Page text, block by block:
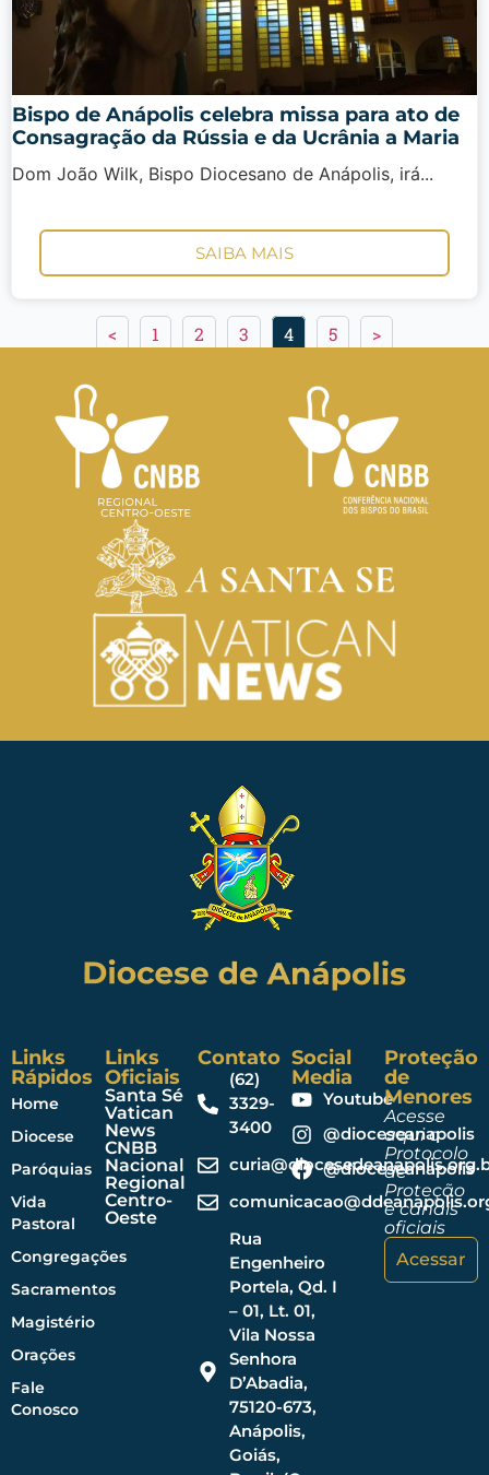
Bispo de Anápolis celebra missa para ato de
Consagração da Rússia e da Ucrânia a Maria
Dom João Wilk, Bispo Diocesano de Anápolis, irá...
SAIBA MAIS
< 1 2 3 4 5 >
Links
Rápidos
Home
Diocese
Paróquias
Vida
Pastoral
Congregações
Sacramentos
Magistério
Orações
Fale
Conosco
Links
Oficiais
Santa Sé
Vatican
News
CNBB
Nacional
Regional
Centro-
Oeste
Contato
(62)
3329-
3400
Rua
Engenheiro
Portela, Qd. I
– 01, Lt. 01,
Vila Nossa
Senhora
D’Abadia,
75120-673,
Anápolis,
Goiás,
Social
Media
Youtube
@dioceseanapolis
@dioceseanapolis
Proteção
de
Menores
Acesse
aqui o
Protocolo
de
Proteção
e canais
oficiais
Acessar